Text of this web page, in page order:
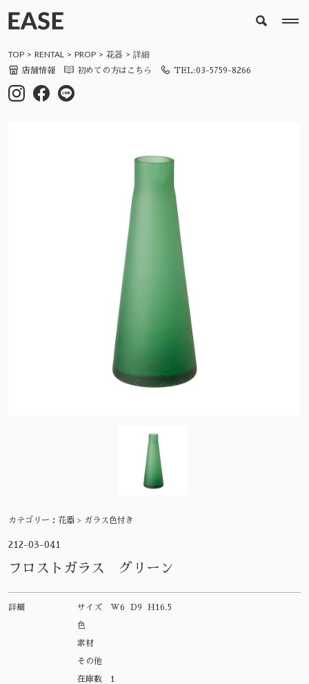
TOP RENTAL PROP 花器 詳細
店舗情報 初めての方はこちら TEL:03-5759-8266
カテゴリー： 花器 > ガラス色付き
212-03-041
フロストガラス グリーン
詳細 サイズ W6 D9 H16.5
色
素材
その他
在庫数 1